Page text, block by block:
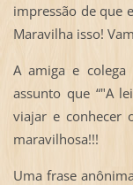
impressão de que
Maravilha isso!
A amiga e colega
assunto que “"A
viajar e conhecer
maravilhosa!!!
Uma frase